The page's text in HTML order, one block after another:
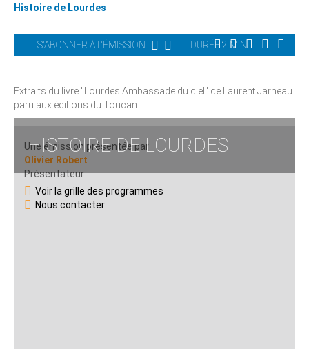
Histoire de Lourdes
S'ABONNER À L'ÉMISSION DURÉE 2 MIN
HISTOIRE DE LOURDES
Extraits du livre "Lourdes Ambassade du ciel" de Laurent Jarneau
paru aux éditions du Toucan
Une émission présentée par
Olivier Robert
Présentateur
Voir la grille des programmes
Nous contacter